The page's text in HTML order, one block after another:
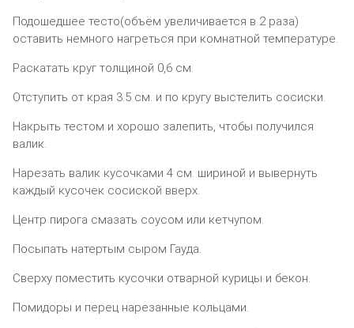
Подошедшее тесто(объём увеличивается в 2 раза)
оставить немного нагреться при комнатной температуре.
Раскатать круг толщиной 0,6 см.
Отступить от края 3.5 см. и по кругу выстелить сосиски.
Накрыть тестом и хорошо залепить, чтобы получился
валик.
Нарезать валик кусочками 4 см. шириной и вывернуть
каждый кусочек сосиской вверх.
Центр пирога смазать соусом или кетчупом.
Посыпать натертым сыром Гауда.
Сверху поместить кусочки отварной курицы и бекон.
Помидоры и перец нарезанные кольцами.